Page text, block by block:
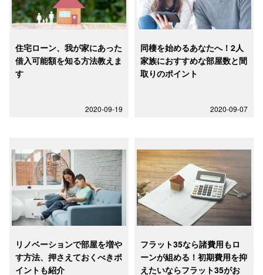
住宅ローン、我が家にあった
借入可能額を知る方法教えま
す
2020-09-19
同棲を始めるあなたへ！2人
家族におすすめな部屋数と間
取りのポイント
2020-09-07
リノベーションで部屋を増や
す方法、押さえておくべきポ
イントも紹介
フラット35なら諸費用もロ
ーンが組める！初期費用を抑
えたいならフラット35がお